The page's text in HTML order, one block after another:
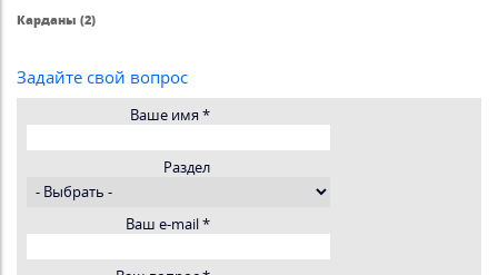
Карданы (2)
Задайте свой вопрос
Ваше имя *
Раздел
Ваш e-mail*